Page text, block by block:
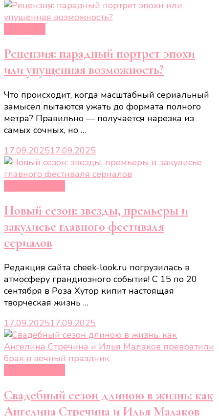
Рецензия: парадный портрет эпохи
или упущенная возможность?
Что происходит, когда масштабный сериальный
замысел пытаются ужать до формата полного
метра? Правильно — получается нарезка из
самых сочных, но …
17.09.202517.09.2025
Новый сезон: звезды, премьеры и
закулисье главного фестиваля
сериалов
Редакция сайта cheek-look.ru погрузилась в
атмосферу грандиозного события! С 15 по 20
сентября в Роза Хутор кипит настоящая
творческая жизнь …
17.09.202517.09.2025
Свадебный сезон длиною в жизнь: как
Ангелина Стречина и Илья Малаков